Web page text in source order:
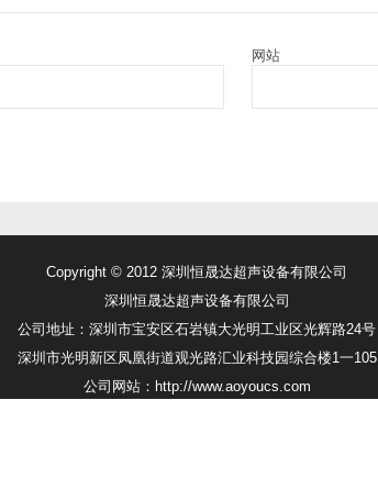
网站
Copyright © 2012 深圳恒晟达超声设备有限公司
深圳恒晟达超声设备有限公司
公司地址：深圳市宝安区石岩镇大光明工业区光辉路24号
深圳市光明新区凤凰街道观光路汇业科技园综合楼1一105
公司网站：http://www.aoyoucs.com